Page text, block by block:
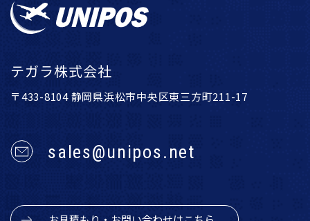
テガラ株式会社
〒433-8104 静岡県浜松市中央区東三方町211-17
sales@unipos.net